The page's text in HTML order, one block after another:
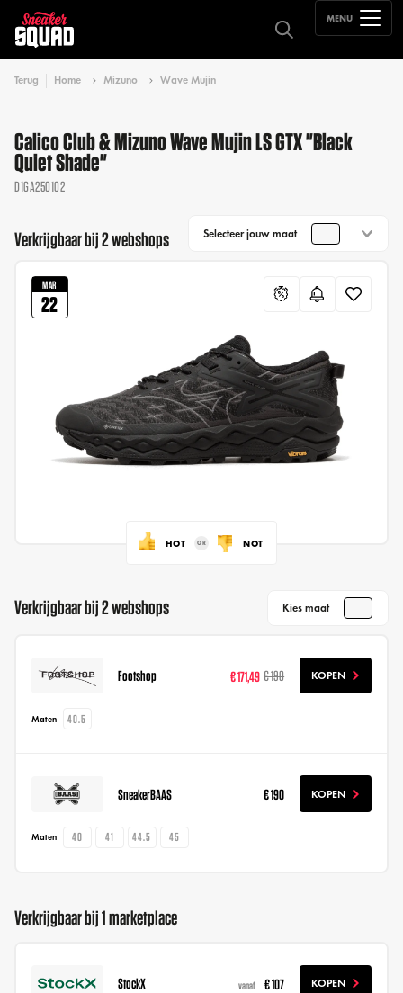
MENU
Terug Home Mizuno Wave Mujin
Calico Club & Mizuno Wave Mujin LS GTX "Black
Quiet Shade"
D1GA250102
Verkrijgbaar bij 2 webshops Selecteer jouw maat
MAR
22
HOT NOT
Verkrijgbaar bij 2 webshops Kies maat
Footshop € 171,49 € 190 KOPEN
Maten 40.5
SneakerBAAS € 190 KOPEN
Maten 40 41 44.5 45
Verkrijgbaar bij 1 marketplace
StockX vanaf € 107 KOPEN